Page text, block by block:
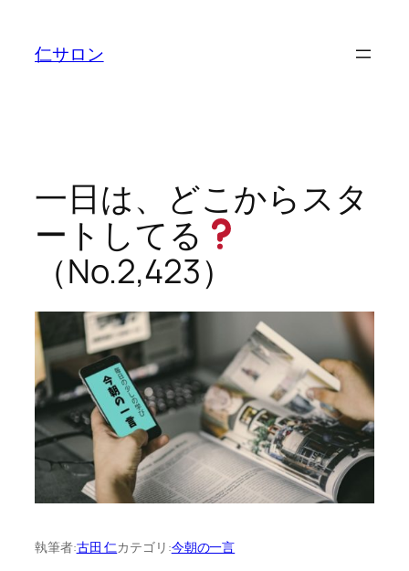
仁サロン
一日は、どこからスタ
ートしてる
（No.2,423）
執筆者:古田 仁カテゴリ:今朝の一言